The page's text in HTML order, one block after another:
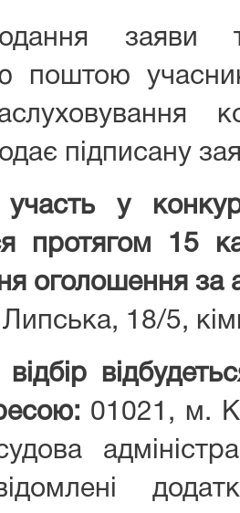
заяви
поштою
підписану
у
протягом 15
оголошення
18/5,
відбір
01021, м.